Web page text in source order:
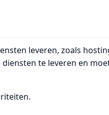
leveren, zoals
te leveren en